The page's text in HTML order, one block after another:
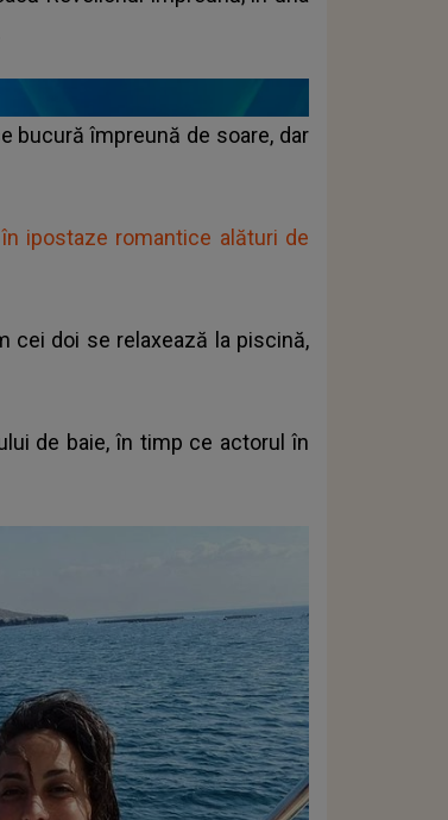
bucură împreună de soare, dar
ipostaze romantice alături de
cei doi se relaxează la piscină,
de baie, în timp ce actorul în